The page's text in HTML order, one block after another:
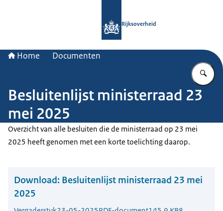
Rijksoverheid
Home Documenten
Besluitenlijst ministerraad 23
mei 2025
Overzicht van alle besluiten die de ministerraad op 23 mei
2025 heeft genomen met een korte toelichting daarop.
Download: Besluitenlijst ministerraad 23 mei
2025